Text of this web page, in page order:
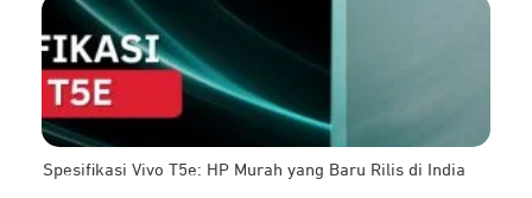
Spesifikasi Vivo T5e: HP Murah yang Baru Rilis di India